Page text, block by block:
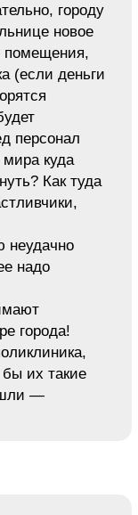
городу
новое
помещения,
(если деньги
персонал
куда
Как туда
неудачно
надо
города!
их такие
—